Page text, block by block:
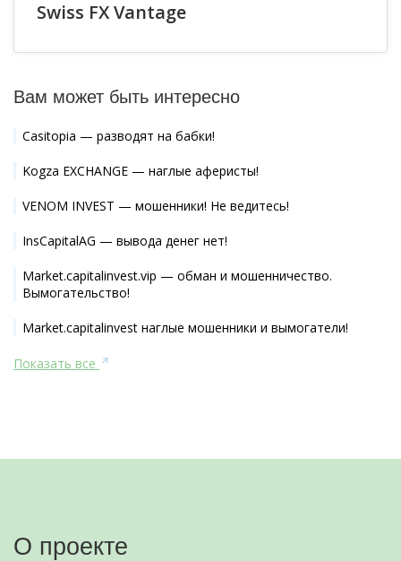
Swiss FX Vantage
Вам может быть интересно
Casitopia — разводят на бабки!
Kogza EXCHANGE — наглые аферисты!
VENOM INVEST — мошенники! Не ведитесь!
InsCapitalAG — вывода денег нет!
Market.capitalinvest.vip — обман и мошенничество.
Вымогательство!
Market.capitalinvest наглые мошенники и вымогатели!
Показать все
О проекте